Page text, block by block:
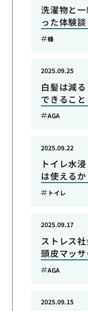
洗濯物と
った体験談
蜂
白髪は減
できるこ
2025.09.25
AGA
トイレ水
は使えるか
2025.09.22
トイレ
ストレス
頭皮マッ
2025.09.17
AGA
2025.09.15